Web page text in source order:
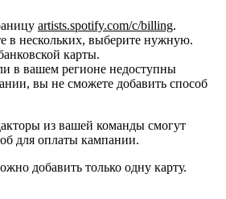
artists.spotify.com/c/billing.
в нескольких, выберите нужную.
карты.
в вашем регионе недоступны
вы не сможете добавить способ
из вашей команды смогут
для оплаты кампании.
добавить только одну карту.